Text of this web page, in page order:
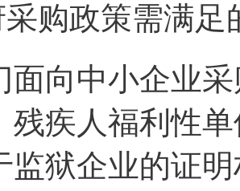
购政策需满足
面向中小企业
残疾人福利性
监狱企业的证